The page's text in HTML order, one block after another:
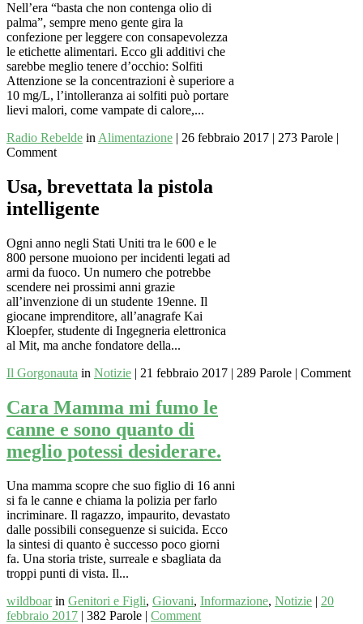
Nell’era “basta che non contenga olio di
palma”, sempre meno gente gira la
confezione per leggere con consapevolezza
le etichette alimentari. Ecco gli additivi che
sarebbe meglio tenere d’occhio: Solfiti
Attenzione se la concentrazioni è superiore a
10 mg/L, l’intolleranza ai solfiti può portare
lievi malori, come vampate di calore,...
Radio Rebelde inAlimentazione 26 febbraio 2017 273 Parole
Comment
Usa, brevettata la pistola
intelligente
Ogni anno negli Stati Uniti tra le 600 e le
800 persone muoiono per incidenti legati ad
armi da fuoco. Un numero che potrebbe
scendere nei prossimi anni grazie
all’invenzione di un studente 19enne. Il
giocane imprenditore, all’anagrafe Kai
Kloepfer, studente di Ingegneria elettronica
al Mit, ma anche fondatore della...
Il Gorgonauta in Notizie | 21 febbraio 2017 | 289 Parole | Comment
Cara Mamma mi fumo le
canne e sono quanto di
meglio potessi desiderare.
Una mamma scopre che suo figlio di 16 anni
si fa le canne e chiama la polizia per farlo
incriminare. Il ragazzo, impaurito, devastato
dalle possibili conseguenze si suicida. Ecco
la sintesi di quanto è successo poco giorni
fa. Una storia triste, surreale e sbagliata da
troppi punti di vista. Il...
wildboarin Genitori e Figli, Giovani, Informazione, Notizie | 20
febbraio 2017 | 382 Parole | Comment